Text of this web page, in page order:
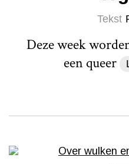
Tekst
Deze week
een queer